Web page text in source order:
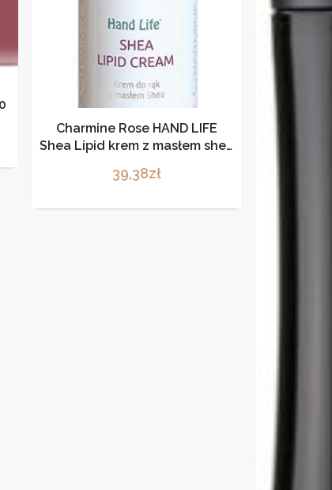
Charmine Rose HAND LIFE
Shea Lipid krem z masłem shea
39,38zł